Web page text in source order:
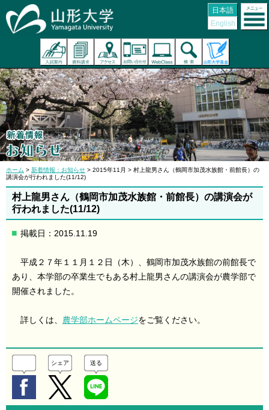
日本語
English
ホーム > 新着情報：お知らせ > 2015年11月 > 村上龍男さん（鶴岡市加茂水族館・前館長）の
講演会が行われました(11/12)
村上龍男さん（鶴岡市加茂水族館・前館長）の講演会が
行われました(11/12)
掲載日：2015.11.19
平成２７年１１月１２日（木）、鶴岡市加茂水族館の前館長で
あり、本学部の卒業生でもある村上龍男さんの講演会が農学部で
開催されました。
詳しくは、 農学部ホームページをご覧ください。
シェア 送る